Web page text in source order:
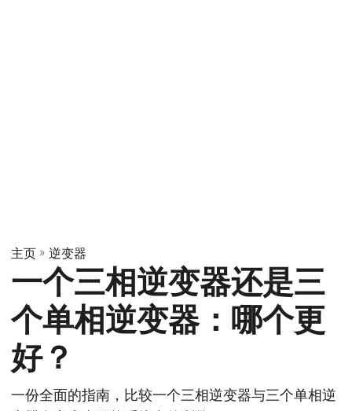
主页 » 逆变器
一个三相逆变器还是三
个单相逆变器：哪个更
好？
一份全面的指南，比较一个三相逆变器与三个单相逆